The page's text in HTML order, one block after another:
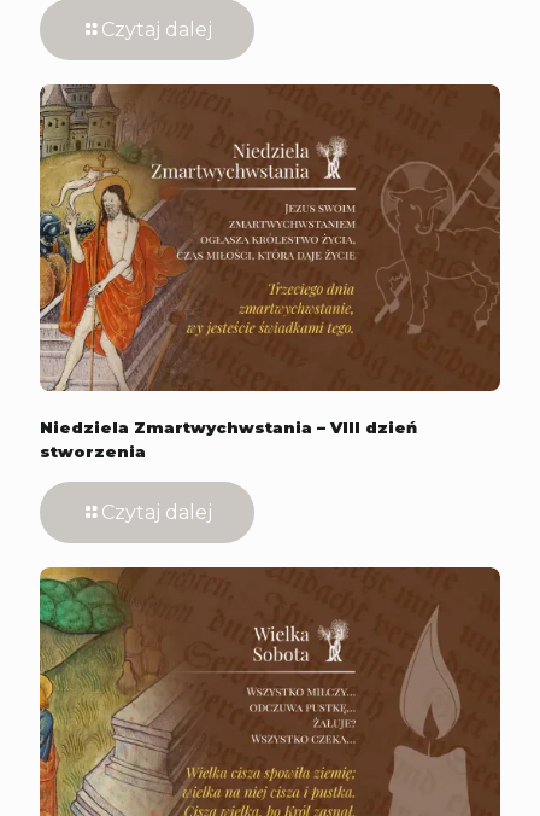
Czytaj dalej
Niedziela Zmartwychwstania – VIII dzień
stworzenia
Czytaj dalej